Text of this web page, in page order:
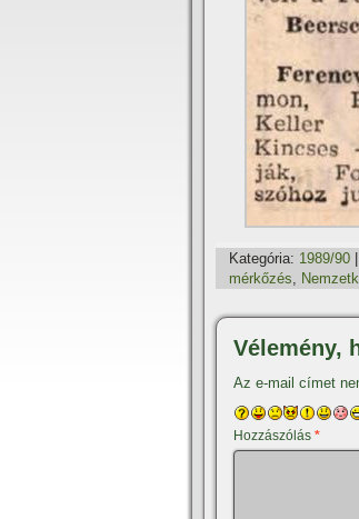
Kategória: 1989/90
mérkőzés,
Vélemény,
Az e-mail címet
Hozzászólás *